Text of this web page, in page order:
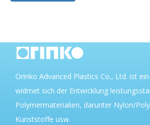
Orinko Advanced Plastics Co., Ltd. ist
widmet sich der Entwicklung
Polymermaterialien, darunter Nylon/
Kunststoffe usw.